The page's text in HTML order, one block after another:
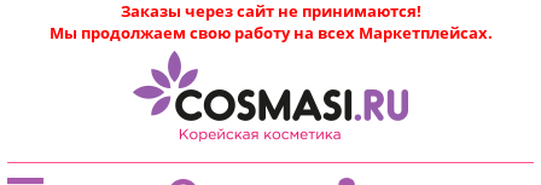
Заказы через сайт не принимаются!
Мы продолжаем свою работу на всех Маркетплейсах.